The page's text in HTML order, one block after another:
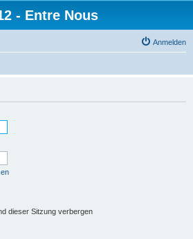
- Entre Nous
Anmelden
dieser Sitzung verbergen